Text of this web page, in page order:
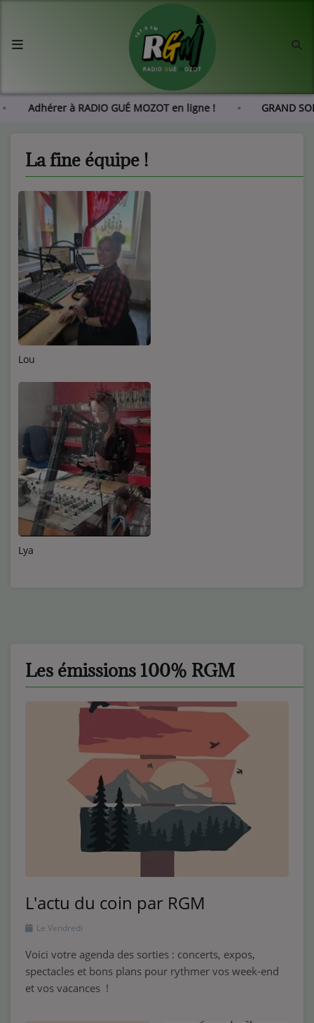
! Adhérer à RADIO GUÉ MOZOT en ligne !
Agenda
L'histoire de RGM
Radio
Emissions
Equipes
Médias
Podcasts
Participez
Dédicaces
Jeux Concours
Contact
La fine équipe !
Lou
Lya
Les émissions 100% RGM
L'actu du coin par RGM
Le Vendredi
Voici votre agenda des sorties : concerts, expos,
spectacles et bons plans pour rythmer vos week-end
et vos vacances !